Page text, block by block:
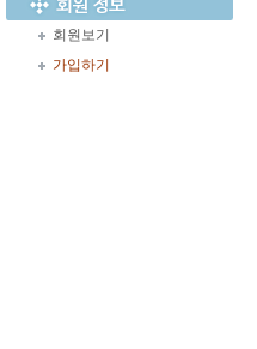
회원보기
가입하기